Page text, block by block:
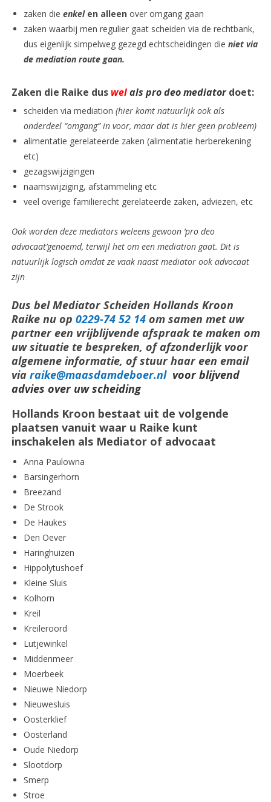
zaken die enkelen alleen over omgang gaan
zaken waarbij men regulier gaat scheiden via de rechtbank,
dus eigenlijk simpelweg gezegd echtscheidingen die niet via
de mediation route gaan.
Zaken die Raike dus welals pro deo mediatordoet:
scheiden via mediation (hier komt natuurlijk ook als
onderdeel “omgang” in voor, maar dat is hier geen probleem)
alimentatie gerelateerde zaken (alimentatie herberekening
etc)
gezagswijzigingen
naamswijziging, afstammeling etc
veel overige familierecht gerelateerde zaken, adviezen, etc
Ook worden deze mediators weleens gewoon ‘pro deo
advocaat’genoemd, terwijl het om een mediation gaat. Dit is
natuurlijk logisch omdat ze vaak naast mediator ook advocaat
zijn
Dus bel Mediator Scheiden Hollands Kroon
Raike nu op 0229-74 52 14om samen met uw
partner een vrijblijvende afspraak te maken om
uw situatie te bespreken, of afzonderlijk voor
algemene informatie, of stuur haar een email
via raike@maasdamdeboer.nlvoor blijvend
advies over uw scheiding
Hollands Kroon bestaat uit de volgende
plaatsen vanuit waar u Raike kunt
inschakelen als Mediator of advocaat
Anna Paulowna
Barsingerhorn
Breezand
De Strook
De Haukes
Den Oever
Haringhuizen
Hippolytushoef
Kleine Sluis
Kolhorn
Kreil
Kreileroord
Lutjewinkel
Middenmeer
Moerbeek
Nieuwe Niedorp
Nieuwesluis
Oosterklief
Oosterland
Oude Niedorp
Slootdorp
Smerp
Stroe